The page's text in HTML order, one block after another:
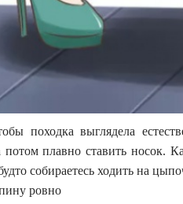
походка выглядела
потом плавно ставить носок.
собираетесь ходить на
ровно